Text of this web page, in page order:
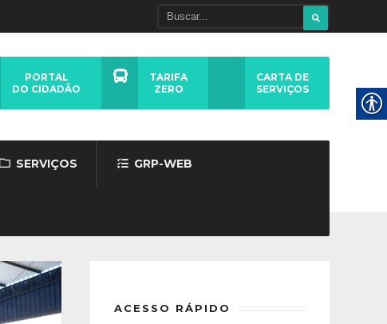
SERVIÇOS GRP-WEB
PORTAL
DO CIDADÃO
TARIFA
ZERO
CARTA DE
SERVIÇOS
ACESSO RÁPIDO